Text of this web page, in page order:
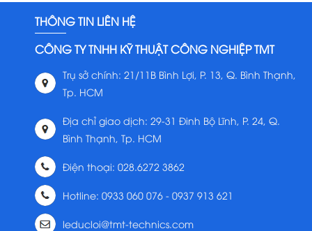
THÔNG TIN LIÊN HỆ
CÔNG TY TNHH KỸ THUẬT CÔNG NGHIỆP TMT
Trụ sở chính: 21/11B Bình Lợi, P. 13, Q. Bình Thạnh,
Tp. HCM
Địa chỉ giao dịch: 29-31 Đinh Bộ Lĩnh, P. 24, Q.
Bình Thạnh, Tp. HCM
Điện thoại: 028.6272 3862
Hotline: 0933 060 076 - 0937 913 621
leducloi@tmt-technics.com